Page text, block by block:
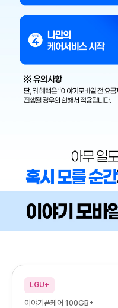
LGU+
이야기폰케어 100GB+